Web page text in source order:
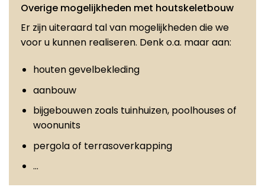
Overige mogelijkheden met houtskeletbouw
Er zijn uiteraard tal van mogelijkheden die we
voor u kunnen realiseren. Denk o.a. maar aan:
houten gevelbekleding
aanbouw
bijgebouwen zoals tuinhuizen, poolhouses of
woonunits
pergola of terrasoverkapping
…